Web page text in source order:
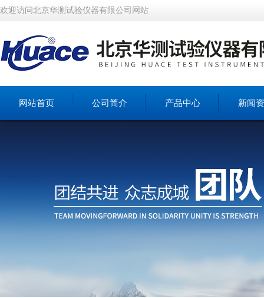
欢迎访问北京华测试验仪器有限公司网站
网站首页 公司简介 产品中心 新闻